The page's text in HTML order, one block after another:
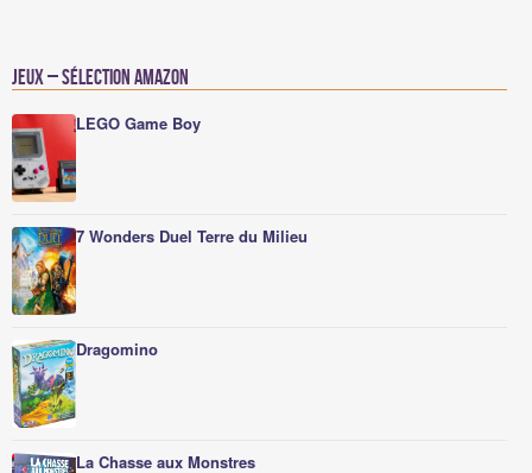
Jeux – Sélection Amazon
LEGO Game Boy
7 Wonders Duel Terre du Milieu
Dragomino
La Chasse aux Monstres